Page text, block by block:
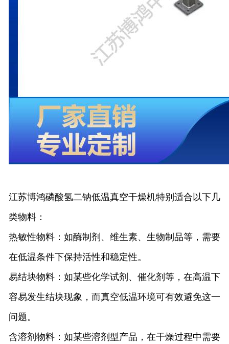
江苏博鸿磷酸氢二钠低温真空干燥机特别适合以下几
类物料：
热敏性物料：如酶制剂、维生素、生物制品等，需要
在低温条件下保持活性和稳定性。
易结块物料：如某些化学试剂、催化剂等，在高温下
容易发生结块现象，而真空低温环境可有效避免这一
问题。
含溶剂物料：如某些溶剂型产品，在干燥过程中需要